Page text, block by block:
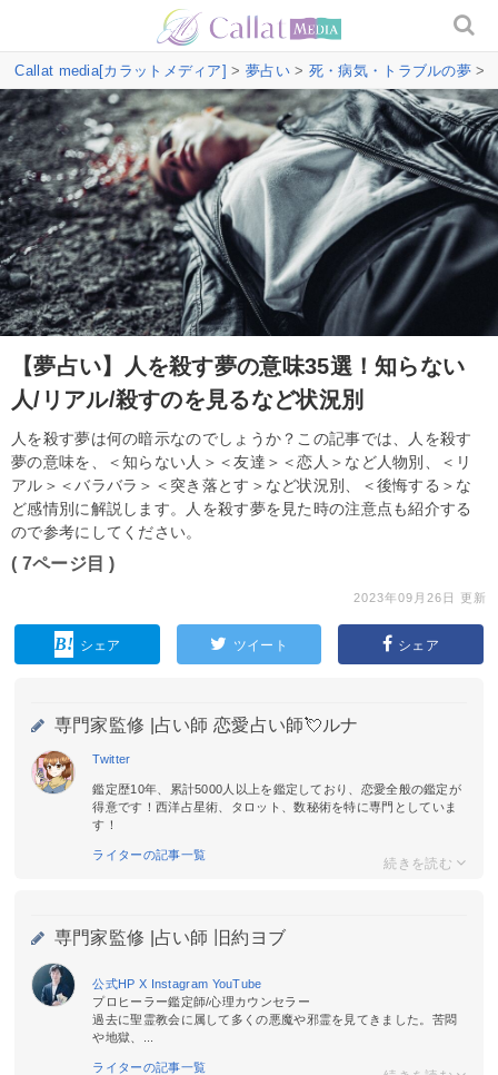
Callat media[カラットメディア] > 夢占い> 死・病気・トラブルの夢 >
【夢占い】人を殺す夢の意味35選！知らない
人/リアル/殺すのを見るなど状況別
人を殺す夢は何の暗示なのでしょうか？この記事では、人を殺す
夢の意味を、＜知らない人＞＜友達＞＜恋人＞など人物別、＜リ
アル＞＜バラバラ＞＜突き落とす＞など状況別、＜後悔する＞な
ど感情別に解説します。人を殺す夢を見た時の注意点も紹介する
ので参考にしてください。
( 7ページ目 )
2023年09月26日 更新
シェア ツイート シェア
専門家監修 | 占い師 恋愛占い師💘ルナ
Twitter
鑑定歴10年、累計5000人以上を鑑定しており、恋愛全般の鑑定が
得意です！西洋占星術、タロット、数秘術を特に専門としていま
す！
ライターの記事一覧
専門家監修 | 占い師 旧約ヨブ
公式HP X Instagram YouTube
プロヒーラー鑑定師/心理カウンセラー
過去に聖霊教会に属して多くの悪魔や邪霊を見てきました。苦悶
や地獄、...
ライターの記事一覧